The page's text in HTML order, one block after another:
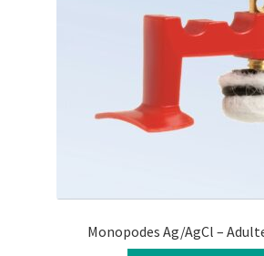
Monopodes Ag/AgCl –